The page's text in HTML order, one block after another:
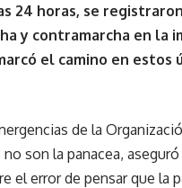
24 horas, se
y contramarcha en la
el camino en estos
de la
son la panacea,
el error de pensar que la